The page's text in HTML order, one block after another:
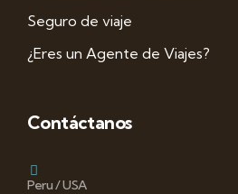
Seguro de viaje
¿Eres un Agente de Viajes?
Contáctanos
Peru / USA